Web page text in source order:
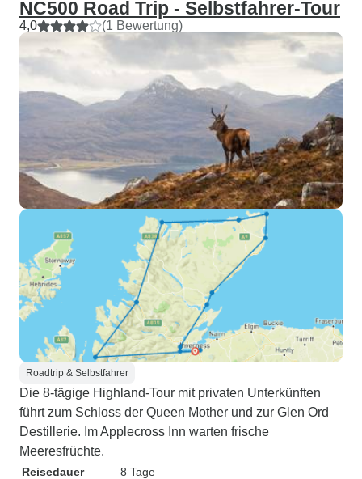
NC500 Road Trip - Selbstfahrer-Tour
4,0 (1 Bewertung)
Roadtrip & Selbstfahrer
Die 8-tägige Highland-Tour mit privaten Unterkünften
führt zum Schloss der Queen Mother und zur Glen Ord
Destillerie. Im Applecross Inn warten frische
Meeresfrüchte.
Reisedauer
8 Tage